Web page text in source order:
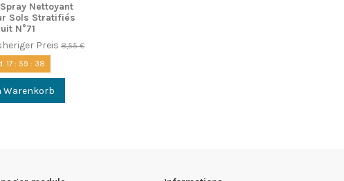
Nettoyant
Sols Stratifiés
N°71
Preis8,55 €
17 :59 :37
Warenkorb